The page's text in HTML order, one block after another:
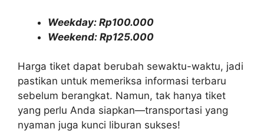
Weekday: Rp100.000
Weekend: Rp125.000
Harga tiket dapat berubah sewaktu-waktu, jadi
pastikan untuk memeriksa informasi terbaru
sebelum berangkat. Namun, tak hanya tiket
yang perlu Anda siapkan—transportasi yang
nyaman juga kunci liburan sukses!